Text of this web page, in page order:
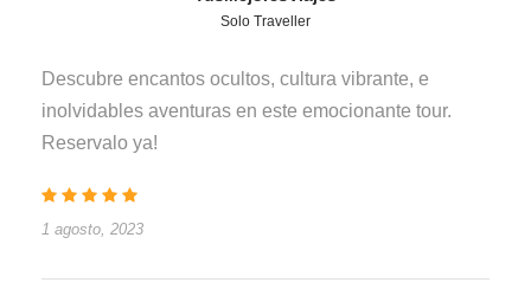
Solo Traveller
Descubre encantos ocultos, cultura vibrante, e
inolvidables aventuras en este emocionante tour.
Reservalo ya!
1 agosto, 2023